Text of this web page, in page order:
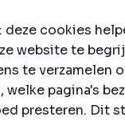
cookies
website te
te verzamelen
welke pagina's
presteren. Dit